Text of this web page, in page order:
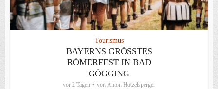
Tourismus
BAYERNS GRÖSSTES R
ÖMERFEST IN BAD G
ÖGGING
vor 2 Tagen von Anton Hötzelsperger